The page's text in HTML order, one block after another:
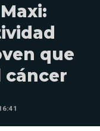
que
cáncer